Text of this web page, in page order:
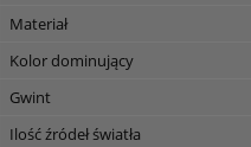
Materiał
Kolor dominujący
Gwint
Ilość źródeł światła